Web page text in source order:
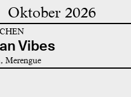
Oktober 2026
Vibes
Merengue